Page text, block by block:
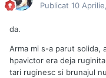
Publicat 10
da.
Arma mi s-a parut solida,
hpavictor era deja
tari ruginesc si brunajul